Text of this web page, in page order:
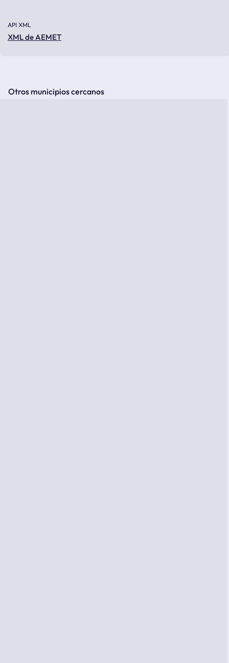
API XML
XML de AEMET
Otros municipios cercanos